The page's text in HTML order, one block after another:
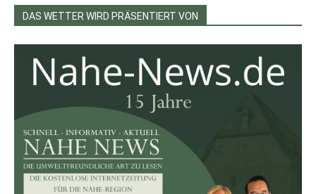
DAS WETTER WIRD PRÄSENTIERT VON